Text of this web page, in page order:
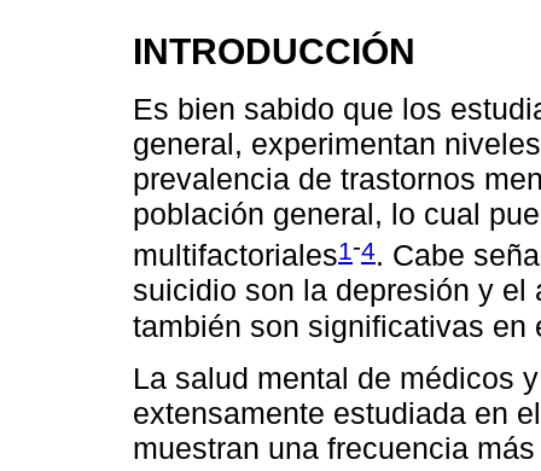
INTRODUCCIÓN
Es bien sabido que los
general, experimentan
prevalencia de trastornos
población general, lo cual
multifactoriales1-4. Cabe
suicidio son la depresión y
también son significativas en
La salud mental de médicos
extensamente estudiada en
muestran una frecuencia